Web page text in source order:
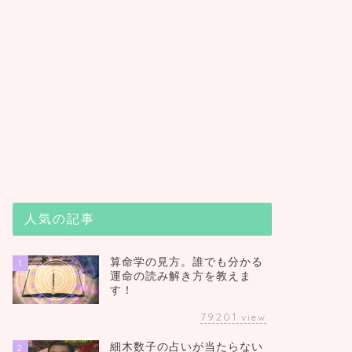
人気の記事
1
算命学の見方。誰でも分かる
運命の読み解き方を教えま
す！
79201 view
2 細木数子の占いが当たらない